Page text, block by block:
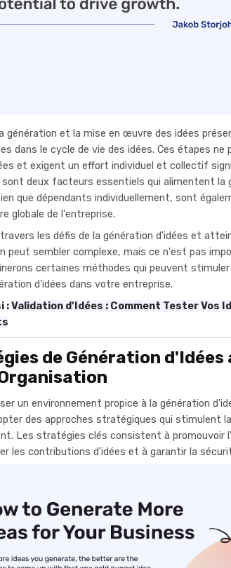
génération et la mise en œuvre des idées
dans le cycle de vie des idées. Ces étapes ne
et exigent un effort individuel et collectif
deux facteurs essentiels qui alimentent la
que dépendants individuellement, sont
globale de l'entreprise.
travers les défis de la génération d'idées et
peut sembler complexe, mais ce n'est pas
certaines méthodes qui peuvent
d'idées dans votre entreprise.
:Validation d'Idées : Comment Tester Vos
de Génération d'Idées
un environnement propice à la génération
des approches stratégiques qui stimulent
Les stratégies clés consistent à promouvoir
les contributions d'idées et à garantir la